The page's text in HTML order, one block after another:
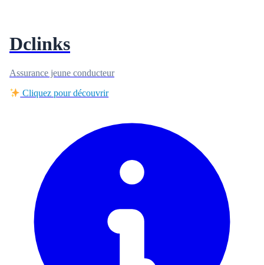
Dclinks
Assurance jeune conducteur
Cliquez pour découvrir